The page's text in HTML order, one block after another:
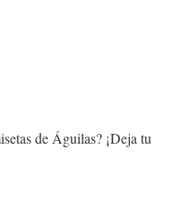
de Águilas? ¡Deja tu